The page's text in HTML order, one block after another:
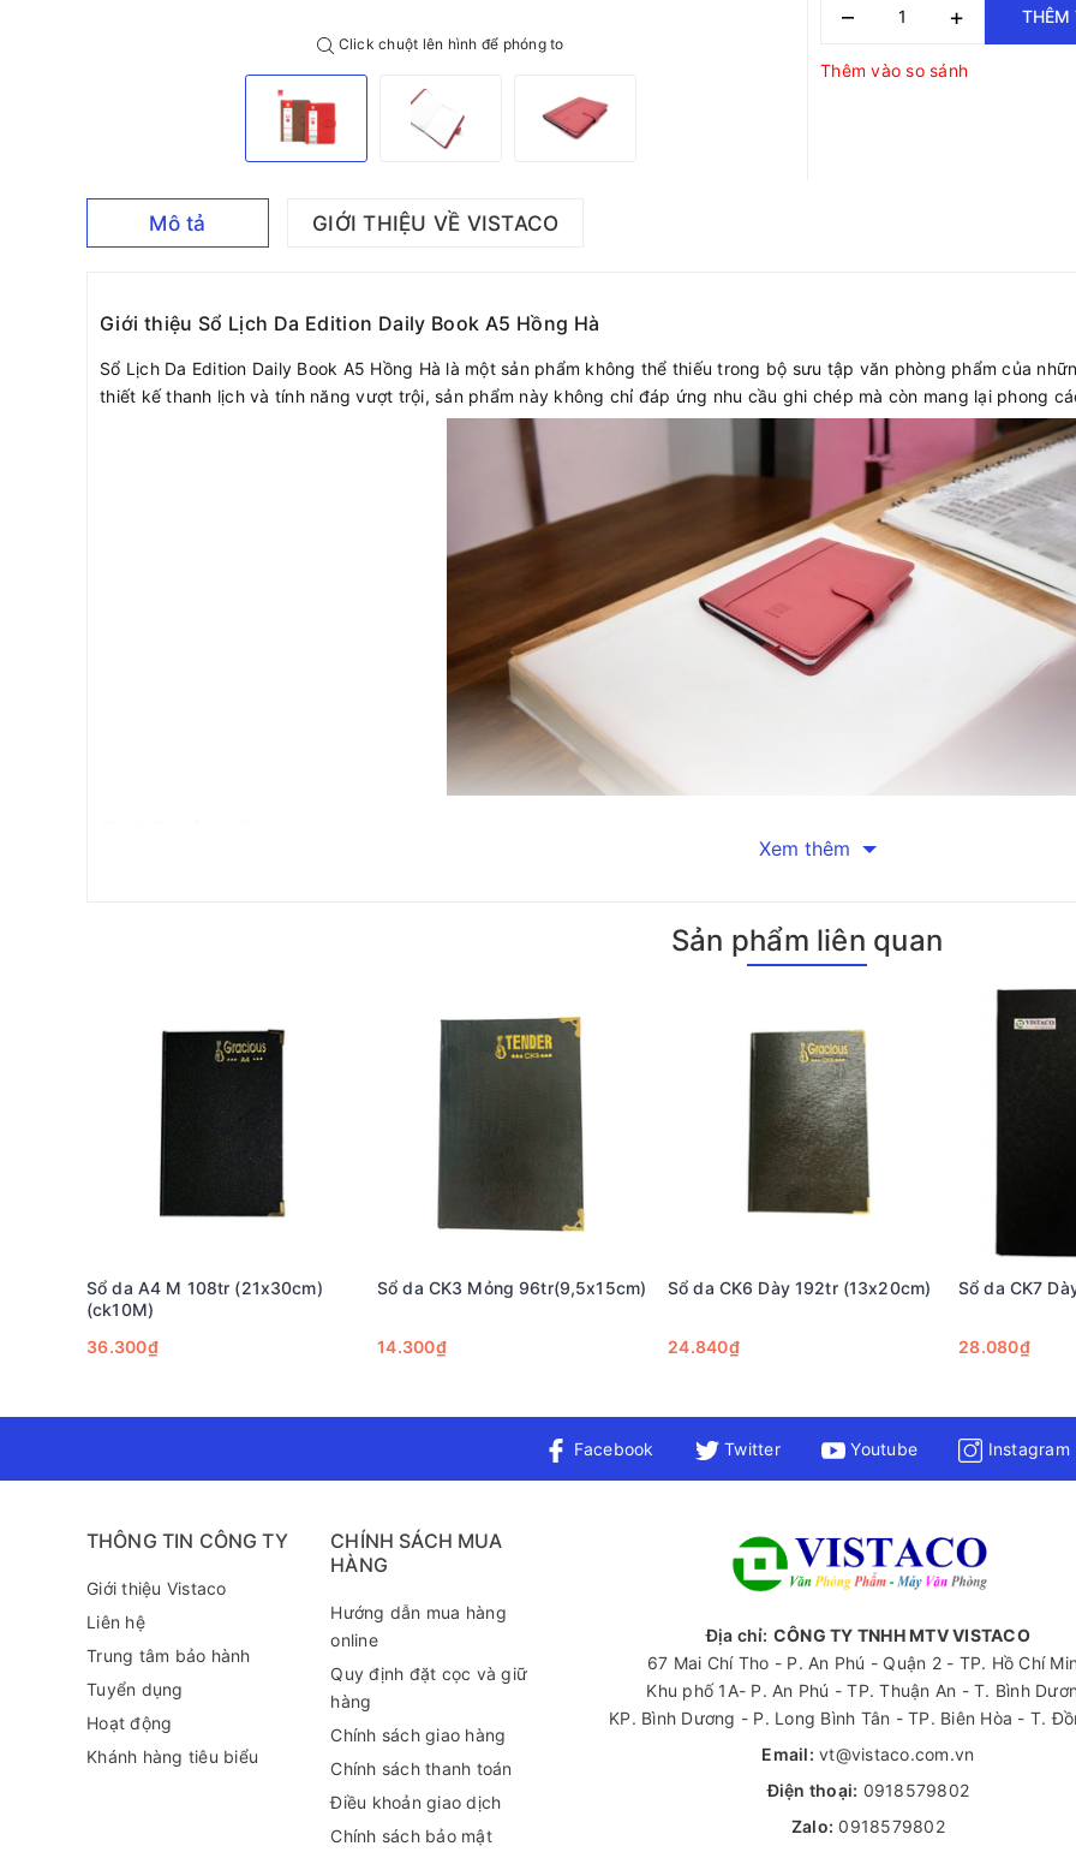
Click chuột lên hình để phóng to
– + THÊM
Thêm vào so sánh
Mô tả GIỚI THIỆU VỀ VISTACO
Giới thiệu Sổ Lịch Da Edition Daily Book A5 Hồng Hà
Sổ Lịch Da Edition Daily Book A5 Hồng Hà là một sản phẩm không thể thiếu trong bộ sưu tập văn phòng phẩm của
thiết kế thanh lịch và tính năng vượt trội, sản phẩm này không chỉ đáp ứng nhu cầu ghi chép mà còn mang lại phong
mang theo bên mình trong mọi hoàn cảnh, từ những buổi họp đến các buổi học hay thậm chí là khi đi du lịch.
Một trong những điểm nổi bật của Sổ Lịch Da Edition Daily Book A5 Hồng Hà chính là chất liệu bìa da trung Edition cao
còn tạo cảm giác sang trọng khi cầm nắm. Gáy sổ được may kỹ càng và sử dụng keo lạnh giúp tăng độ chắc chắn,
gian dài sử dụng.
Về thông số kỹ thuật, Sổ Lịch Da Edition Daily Book A5 Hồng Hà được làm từ giấy có định lượng 70g/m² với độ trắng
trở nên mượt mà hơn và hạn chế tình trạng mực bị lem hay xuyên thấu qua các trang giấy. Sản phẩm có tổng cộng
cho việc ghi chú và tổ chức thông tin.
Lợi ích khi sử dụng Sổ Lịch Da Edition Daily Book A5 Hồng Hà
Khi sở hữu Sổ Lịch Da Edition Daily Book A5 Hồng Hà, bạn sẽ dễ dàng ghi chép và tổ chức thông tin một cách hiệu
Ngoài ra, việc sử dụng sản phẩm này cũng góp phần tạo nên phong cách chuyên nghiệp cho người dùng. Một cuốn
ghi chú cá nhân.
Tóm lại, Sổ Lịch Da Edition Daily Book A5 Hồng Hà nổi bật với thiết kế thanh lịch cùng chất lượng vượt trội. Đây thực
Liên hệ và đặt hàng
Nếu bạn quan tâm đến Sổ Lịch Da Edition Daily Book A5 Hồng Hà hoặc muốn tìm hiểu thêm về các loại văn phòng
Bình Dương để được tư vấn chi tiết hơn! Chúng tôi luôn sẵn lòng hỗ trợ bạn trong việc lựa chọn những sản phẩm tốt
Xem thêm
Sản phẩm liên quan
Sổ da A4 M 108tr (21x30cm)
(ck10M)
36.300₫
Sổ da CK3 Mỏng 96tr(9,5x15cm)
14.300₫
Sổ da CK6 Dày 192tr (13x20cm)
24.840₫
Sổ da CK7
28.080₫
Facebook Twitter Youtube Instagram
THÔNG TIN CÔNG TY
Giới thiệu Vistaco
Liên hệ
Trung tâm bảo hành
Tuyển dụng
Hoạt động
Khánh hàng tiêu biểu
CHÍNH SÁCH MUA
HÀNG
Hướng dẫn mua hàng
online
Quy định đặt cọc và giữ
hàng
Chính sách giao hàng
Chính sách thanh toán
Điều khoản giao dịch
Chính sách bảo mật
Địa chỉ: CÔNG TY TNHH MTV VISTACO
67 Mai Chí Tho - P. An Phú - Quận 2 - TP. Hồ Chí
Khu phố 1A- P. An Phú - TP. Thuận An - T. Bình
KP. Bình Dương - P. Long Bình Tân - TP. Biên Hòa - T.
Email: vt@vistaco.com.vn
Điện thoại: 0918579802
Zalo: 0918579802